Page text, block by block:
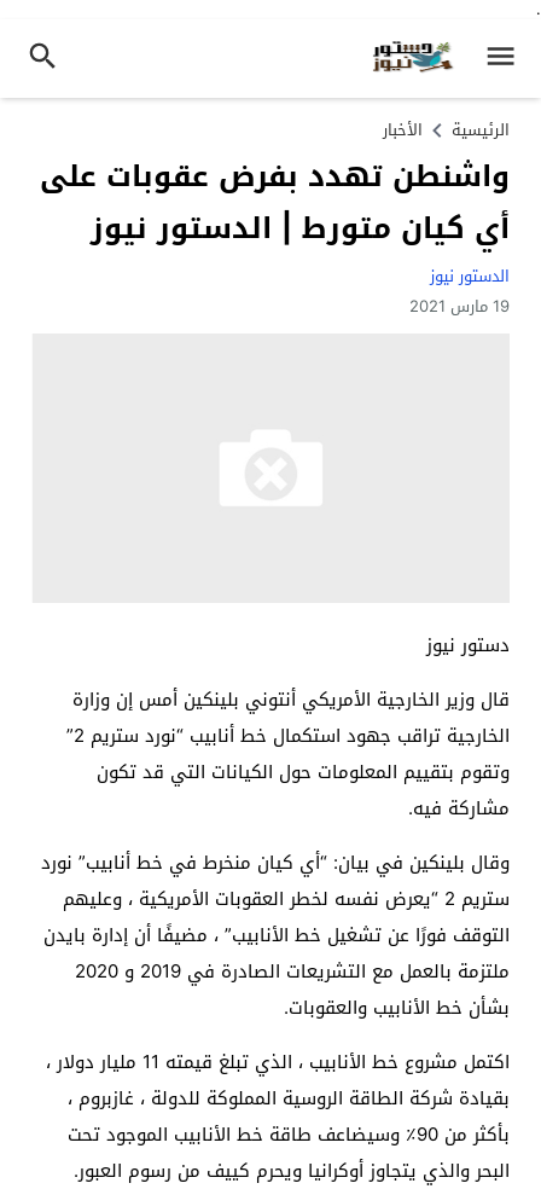
.
الرئيسية الأخبار
واشنطن تهدد بفرض عقوبات على
أي كيان متورط | الدستور نيوز
الدستور نيوز
19 مارس 2021
دستور نيوز
قال وزير الخارجية الأمريكي أنتوني بلينكين أمس إن وزارة
الخارجية تراقب جهود استكمال خط أنابيب “نورد ستريم 2”
وتقوم بتقييم المعلومات حول الكيانات التي قد تكون
مشاركة فيه.
وقال بلينكين في بيان: “أي كيان منخرط في خط أنابيب” نورد
ستريم 2 “يعرض نفسه لخطر العقوبات الأمريكية ، وعليهم
التوقف فورًا عن تشغيل خط الأنابيب” ، مضيفًا أن إدارة بايدن
ملتزمة بالعمل مع التشريعات الصادرة في 2019 و 2020
بشأن خط الأنابيب والعقوبات.
اكتمل مشروع خط الأنابيب ، الذي تبلغ قيمته 11 مليار دولار ،
بقيادة شركة الطاقة الروسية المملوكة للدولة ، غازبروم ،
بأكثر من 90٪ وسيضاعف طاقة خط الأنابيب الموجود تحت
البحر والذي يتجاوز أوكرانيا ويحرم كييف من رسوم العبور.